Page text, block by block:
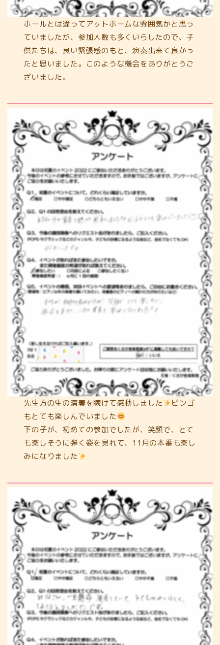
ホールとは違ってアットホームな雰囲気かと思っ
ていましたが、参加人数も多くいらしたので、子
供たちは、良い緊張感のもと、演奏出来て良かっ
たと思いました。このような機会をありがとうご
ざいました。
先生方の生の演奏を聴けて感動しました
ビンゴ
もとても楽しんでいました
下の子が、初めての参加でしたが、笑顔で、とて
も楽しそうに弾く姿を見れて、11月の本番も楽し
みになりました